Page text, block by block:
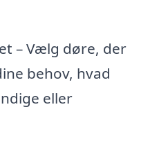
– Vælg døre, der
behov, hvad
eller